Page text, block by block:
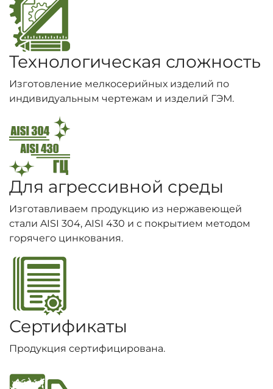
Технологическая сложность
Изготовление мелкосерийных изделий по
индивидуальным чертежам и изделий ГЭМ.
Для агрессивной среды
Изготавливаем продукцию из нержавеющей
стали AISI 304, AISI 430 и с покрытием методом
горячего цинкования.
Сертификаты
Продукция сертифицирована.